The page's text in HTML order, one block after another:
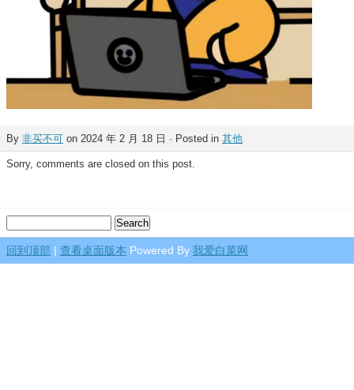
By 非买不可 on 2024 年 2 月 18 日 · Posted in 其他
Sorry, comments are closed on this post.
回到顶部 | 查看桌面版本 Powered By 我爱白菜网